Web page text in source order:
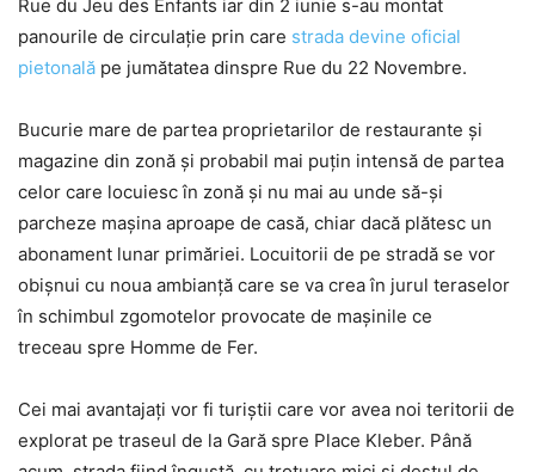
Rue du Jeu des Enfants iar din 2 iunie s-au montat
panourile de circulație prin care strada devine oficial
pietonală pe jumătatea dinspre Rue du 22 Novembre.
Bucurie mare de partea proprietarilor de restaurante și
magazine din zonă și probabil mai puțin intensă de partea
celor care locuiesc în zonă și nu mai au unde să-și
parcheze mașina aproape de casă, chiar dacă plătesc un
abonament lunar primăriei. Locuitorii de pe stradă se vor
obișnui cu noua ambianță care se va crea în jurul teraselor
în schimbul zgomotelor provocate de mașinile ce
treceau spre Homme de Fer.
Cei mai avantajați vor fi turiștii care vor avea noi teritorii de
explorat pe traseul de la Gară spre Place Kleber. Până